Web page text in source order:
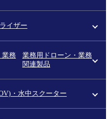
イザー
業務用ドローン・業務
関連製品
・水中スクーター